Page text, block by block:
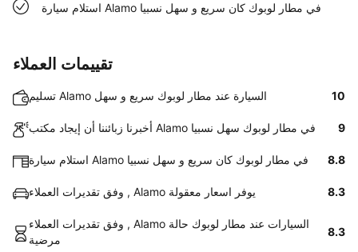
استلام سيارة Alamo في مطار لوبوك كان سريع و سهل نسبيا
تقييمات العملاء
تسليم Alamo السيارة عند مطار لوبوك سريع و سهل 10
أخبرنا زبائننا أن إيجاد مكتب Alamo في مطار لوبوك سهل نسبيا 9
استلام سيارة Alamo في مطار لوبوك كان سريع و سهل نسبيا 8.8
وفق تقديرات العملاء , Alamo يوفر اسعار معقولة 8.3
وفق تقديرات العملاء , Alamo السيارات عند مطار لوبوك حالة
مرضية
8.3